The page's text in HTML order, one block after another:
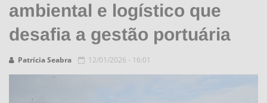
ambiental e logístico que
desafia a gestão portuária
Patrícia Seabra 12/01/2026 - 16:01